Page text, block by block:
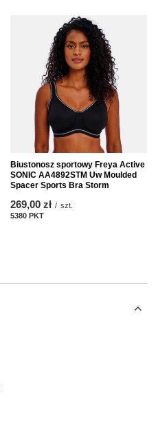
Biustonosz sportowy Freya Active
SONIC AA4892STM Uw Moulded
Spacer Sports Bra Storm
269,00 zł / szt.
5380 PKT